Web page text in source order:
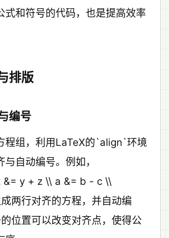
式和符号的代码，也是提高效率
排版
编号
程组，利用LaTeX的`align`环境
自动编号。例如，
&= y + z \\ a &= b - c \\
两行对齐的方程，并自动编
位置可以改变对齐点，使得公